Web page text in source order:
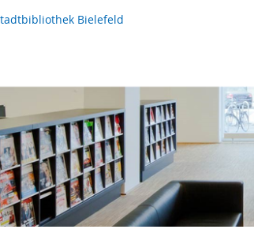
Bielefeld